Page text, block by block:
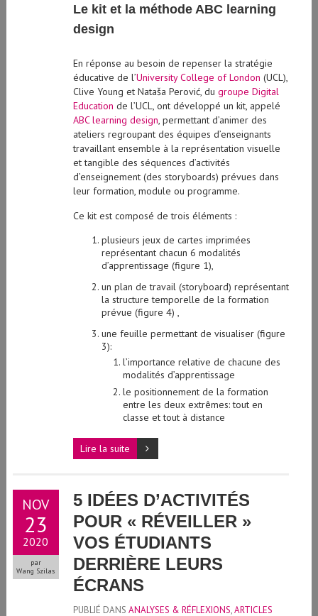
Le kit et la méthode ABC learning
design
En réponse au besoin de repenser la stratégie
éducative de l’University College of London (UCL),
Clive Young et Nataša Perović, du groupe Digital
Education de l’UCL, ont développé un kit, appelé
ABC learning design , permettant d’animer des
ateliers regroupant des équipes d’enseignants
travaillant ensemble à la représentation visuelle
et tangible des séquences d’activités
d’enseignement (des storyboards) prévues dans
leur formation, module ou programme.
Ce kit est composé de trois éléments :
plusieurs jeux de cartes imprimées
représentant chacun 6 modalités
d’apprentissage (figure 1),
un plan de travail (storyboard) représentant
la structure temporelle de la formation
prévue (figure 4) ,
une feuille permettant de visualiser (figure
3):
l’importance relative de chacune des
modalités d’apprentissage
le positionnement de la formation
entre les deux extrêmes: tout en
classe et tout à distance
Lire la suite
NOV
23
2020
par
Wang Szilas
5 IDÉES D’ACTIVITÉS
POUR « RÉVEILLER »
VOS ÉTUDIANTS
DERRIÈRE LEURS
ÉCRANS
PUBLIÉ DANS ANALYSES & RÉFLEXIONS ARTICLES